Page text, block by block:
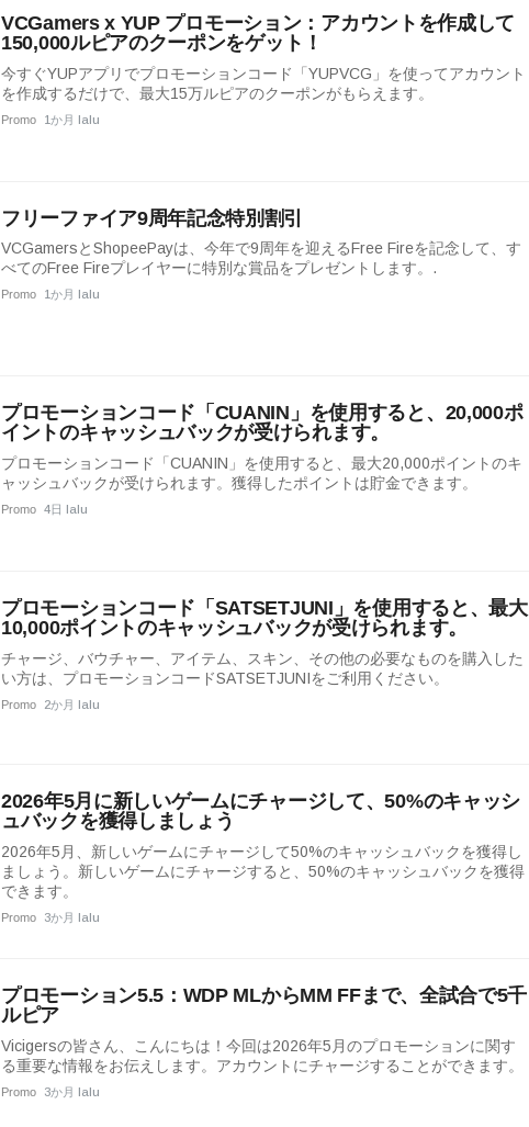
VCGamers x YUP プロモーション：アカウントを作成して
150,000ルピアのクーポンをゲット！
今すぐYUPアプリでプロモーションコード「YUPVCG」を使ってアカウント
を作成するだけで、最大15万ルピアのクーポンがもらえます。
Promo 1か月 lalu
フリーファイア9周年記念特別割引
VCGamersとShopeePayは、今年で9周年を迎えるFree Fireを記念して、す
べてのFree Fireプレイヤーに特別な賞品をプレゼントします。.
Promo 1か月 lalu
プロモーションコード「CUANIN」を使用すると、20,000ポ
イントのキャッシュバックが受けられます。
プロモーションコード「CUANIN」を使用すると、最大20,000ポイントのキ
ャッシュバックが受けられます。獲得したポイントは貯金できます。
Promo 4日 lalu
プロモーションコード「SATSETJUNI」を使用すると、最大
10,000ポイントのキャッシュバックが受けられます。
チャージ、バウチャー、アイテム、スキン、その他の必要なものを購入した
い方は、プロモーションコードSATSETJUNIをご利用ください。
Promo 2か月 lalu
2026年5月に新しいゲームにチャージして、50%のキャッシ
ュバックを獲得しましょう
2026年5月、新しいゲームにチャージして50%のキャッシュバックを獲得し
ましょう。新しいゲームにチャージすると、50%のキャッシュバックを獲得
できます。
Promo 3か月 lalu
プロモーション5.5：WDP MLからMM FFまで、全試合で5千
ルピア
Vicigersの皆さん、こんにちは！今回は2026年5月のプロモーションに関す
る重要な情報をお伝えします。アカウントにチャージすることができます。
Promo 3か月 lalu